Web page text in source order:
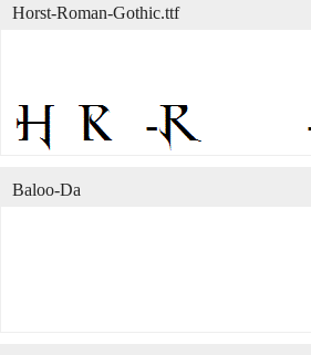
Horst-Roman-Gothic.ttf
Baloo-Da